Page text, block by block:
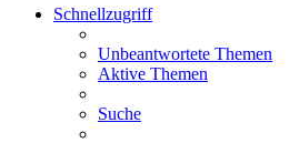
Schnellzugriff
Unbeantwortete Themen
Aktive Themen
Suche